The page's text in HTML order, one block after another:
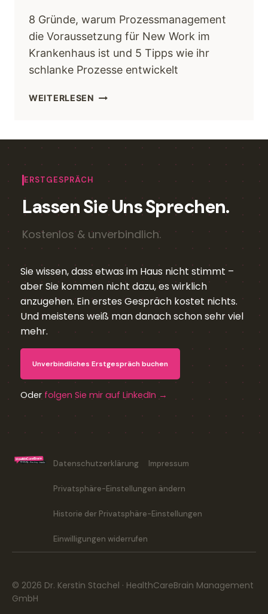
8 Gründe, warum Prozessmanagement
die Voraussetzung für New Work im
Krankenhaus ist und 5 Tipps wie ihr
schlanke Prozesse entwickelt
WEITERLESEN
ERSTGESPRÄCH
Lassen Sie Uns Sprechen.
Kostenlos & unverbindlich.
Sie wissen, dass etwas im Haus nicht stimmt –
aber Sie kommen nicht dazu, es wirklich
anzugehen. Ein erstes Gespräch kostet nichts.
Und meistens weiß man danach schon sehr viel
mehr.
Unverbindliches Erstgespräch buchen
Oder folgen Sie mir auf LinkedIn →
Datenschutzerklärung Impressum
Privatsphäre-Einstellungen ändern
Historie der Privatsphäre-Einstellungen
Einwilligungen widerrufen
© 2026 Dr. Kerstin Stachel · HealthCareBrain Management
GmbH